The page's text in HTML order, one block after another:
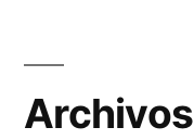
Archivos